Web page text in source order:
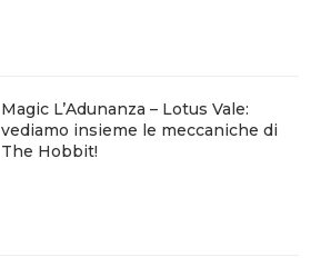
Magic L’Adunanza – Lotus Vale:
vediamo insieme le meccaniche di
The Hobbit!